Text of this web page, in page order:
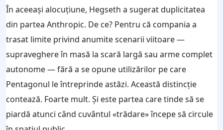
În aceeași alocuțiune, Hegseth a sugerat duplicitatea
din partea Anthropic. De ce? Pentru că compania a
trasat limite privind anumite scenarii viitoare —
supraveghere în masă la scară largă sau arme complet
autonome — fără a se opune utilizărilor pe care
Pentagonul le întreprinde astăzi. Această distincție
contează. Foarte mult. Și este partea care tinde să se
piardă atunci când cuvântul «trădare» începe să circule